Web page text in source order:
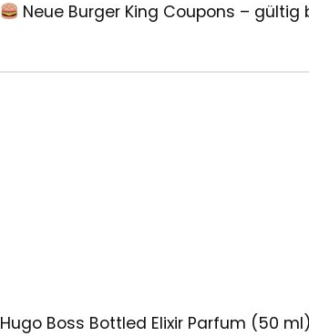
Neue Burger King Coupons – gültig
Hugo Boss Bottled Elixir Parfum (50